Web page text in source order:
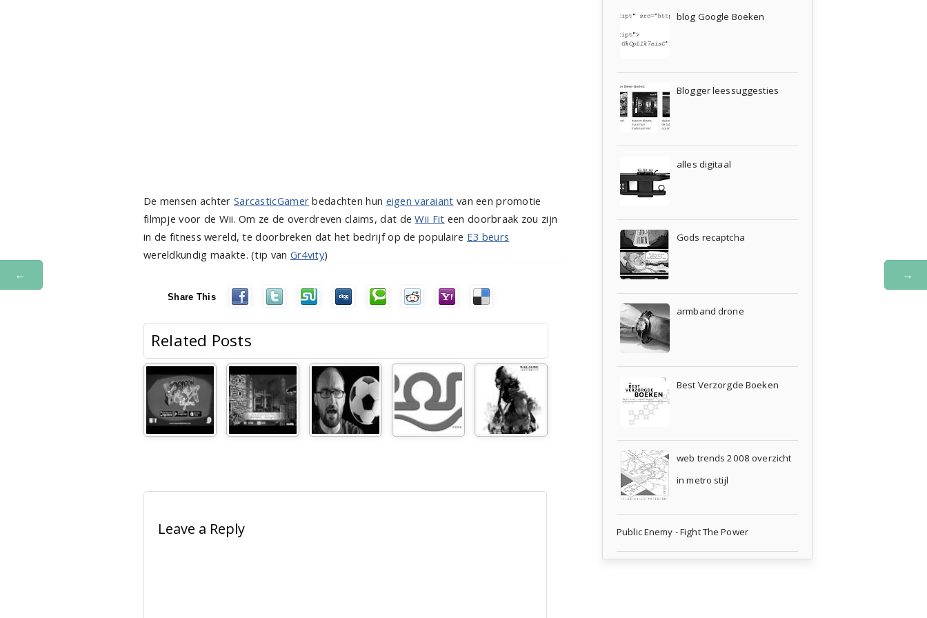
De mensen achter SarcasticGamer bedachten hun eigen varaiant van een promotie
filmpje voor de Wii. Om ze de overdreven claims, dat deWii Fit een doorbraak zou zijn
in de fitness wereld, te doorbreken dat het bedrijf op de populaire E3 beurs
wereldkundig maakte. (tip van Gr4vity)
Share This
Related Posts
Leave a Reply
← →
blog Google Boeken
Blogger leessuggesties
alles digitaal
Gods recaptcha
armband drone
Best Verzorgde Boeken
web trends 2008 overzicht
in metro stijl
Public Enemy - Fight The Power